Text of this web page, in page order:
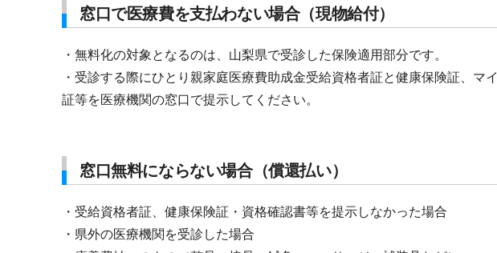
窓口で医療費を支払わない場合（現物給付）
・無料化の対象となるのは、山梨県で受診した保険適用部分です。
・受診する際にひとり親家庭医療費助成金受給資格者証と健康保険証、マ
証等を医療機関の窓口で提示してください。
窓口無料にならない場合（償還払い）
・受給資格者証、健康保険証・資格確認書等を提示しなかった場合
・県外の医療機関を受診した場合